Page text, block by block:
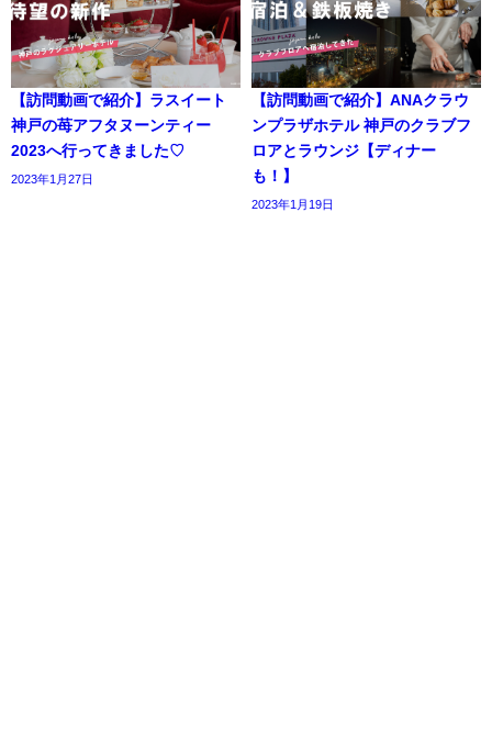
【訪問動画で紹介】ラスイート
神戸の苺アフタヌーンティー
2023へ行ってきました♡
2023年1月27日
【訪問動画で紹介】ANAクラウ
ンプラザホテル 神戸のクラブフ
ロアとラウンジ【ディナー
も！】
2023年1月19日